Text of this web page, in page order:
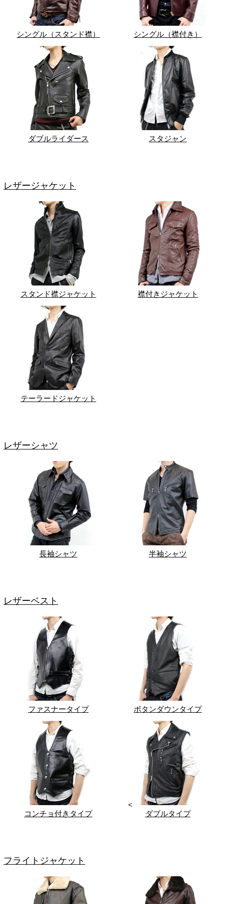
シングル（スタンド襟） シングル（襟付き）
ダブルライダース スタジャン
レザージャケット
スタンド襟ジャケット 襟付きジャケット
テーラードジャケット
レザーシャツ
長袖シャツ 半袖シャツ
レザーベスト
ファスナータイプ ボタンダウンタイプ
コンチョ付きタイプ
<
ダブルタイプ
フライトジャケット